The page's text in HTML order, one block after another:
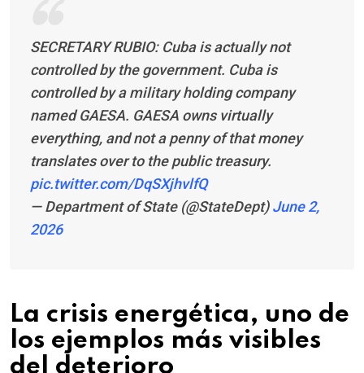
SECRETARY RUBIO: Cuba is actually not
controlled by the government. Cuba is
controlled by a military holding company
named GAESA. GAESA owns virtually
everything, and not a penny of that money
translates over to the public treasury.
pic.twitter.com/DqSXjhvlfQ
— Department of State (@StateDept)June 2,
2026
La crisis energética, uno de
los ejemplos más visibles
del deterioro